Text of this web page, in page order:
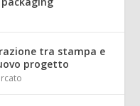
tra stampa e
progetto